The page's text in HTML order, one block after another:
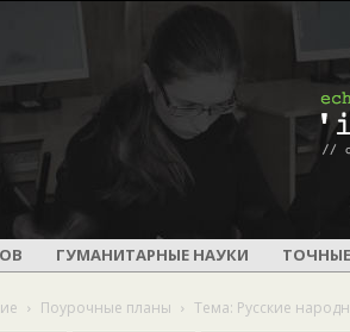
ГУМАНИТАРНЫЕ НАУКИ
Поурочные планы Тема: Русские